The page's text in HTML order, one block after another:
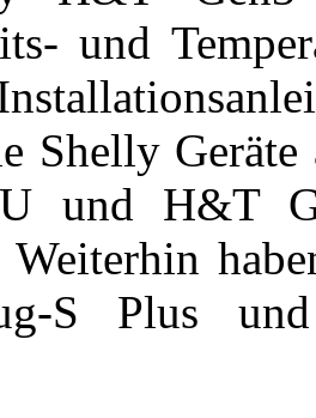
und
Shelly
und H&T
Weiterhin
S Plus